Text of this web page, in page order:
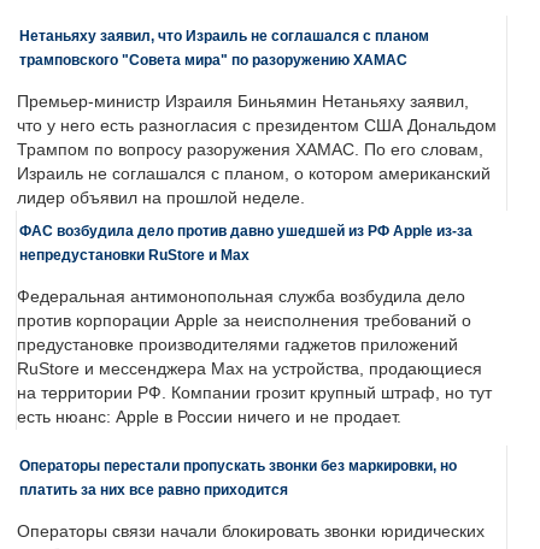
Нетаньяху заявил, что Израиль не соглашался с планом
трамповского "Совета мира" по разоружению ХАМАС
Премьер-министр Израиля Биньямин Нетаньяху заявил,
что у него есть разногласия с президентом США Дональдом
Трампом по вопросу разоружения ХАМАС. По его словам,
Израиль не соглашался с планом, о котором американский
лидер объявил на прошлой неделе.
ФАС возбудила дело против давно ушедшей из РФ Apple из-за
непредустановки RuStore и Max
Федеральная антимонопольная служба возбудила дело
против корпорации Apple за неисполнения требований о
предустановке производителями гаджетов приложений
RuStore и мессенджера Max на устройства, продающиеся
на территории РФ. Компании грозит крупный штраф, но тут
есть нюанс: Apple в России ничего и не продает.
Операторы перестали пропускать звонки без маркировки, но
платить за них все равно приходится
Операторы связи начали блокировать звонки юридических